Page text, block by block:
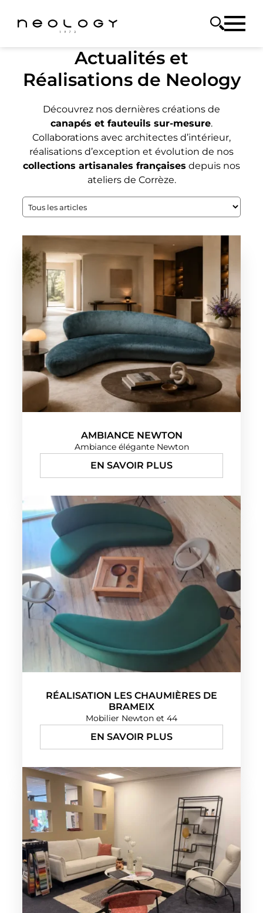
Actualités et
Réalisations de Neology
Découvrez nos dernières créations de
canapés et fauteuils sur-mesure.
Collaborations avec architectes d’intérieur,
réalisations d’exception et évolution de nos
collections artisanales françaises depuis nos
ateliers de Corrèze.
AMBIANCE NEWTON
Ambiance élégante Newton
EN SAVOIR PLUS
RÉALISATION LES CHAUMIÈRES DE
BRAMEIX
Mobilier Newton et 44
EN SAVOIR PLUS